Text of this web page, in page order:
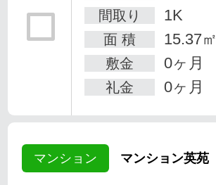
間取り
1K
面 積 15.37㎡
敷金 0ヶ月
礼金 0ヶ月
マンション マンション英苑